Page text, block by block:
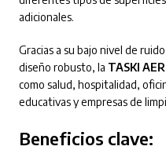
adicionales.
Gracias a su bajo nivel de
diseño robusto, la TASKI
como salud, hospitalidad,
educativas y empresas de
Beneficios clave: